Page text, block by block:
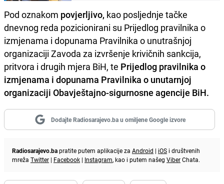
Pod oznakom povjerljivo, kao posljednje tačke
dnevnog reda pozicionirani su Prijedlog pravilnika o
izmjenama i dopunama Pravilnika o unutrašnjoj
organizaciji Zavoda za izvršenje krivičnih sankcija,
pritvora i drugih mjera BiH, te Prijedlog pravilnika o
izmjenama i dopunama Pravilnika o unutarnjoj
organizaciji Obavještajno-sigurnosne agencije BiH.
Dodajte Radiosarajevo.ba u omiljene Google izvore
Radiosarajevo.bapratite putem aplikacije za Android | iOS i društvenih
mreža Twitter | Facebook | Instagram, kao i putem našeg ViberChata.